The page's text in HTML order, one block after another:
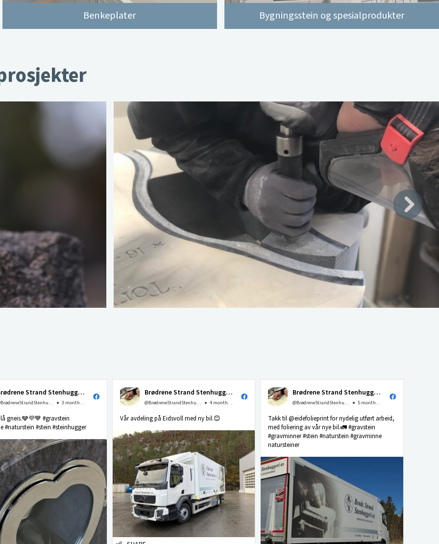
Benkeplater Bygningsstein og spesialprodukter
Brødrene Strand Stenhuggeri as
@BrødreneStrandStenhuggerias 3 months ago
gneis.🩶💜💙 #gravstein
#naturstein #stein #steinhugger
Brødrene Strand Stenhuggeri as
@BrødreneStrandStenhuggerias 4 months ago
Vår avdeling på Eidsvoll med ny bil.😊
Brødrene Strand Stenhuggeri as
@BrødreneStrandStenhuggerias 5 months ago
Takk til @eidefolieprint for nydelig utført arbeid,
med foliering av vår nye bil.🚛 #gravstein
#gravminner #stein #naturstein #gravminne
natursteiner